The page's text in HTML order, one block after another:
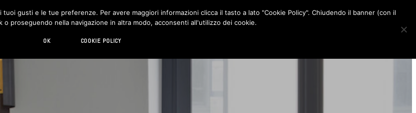
LIVING HI-TECH CHI SIAMO CONTATTI
o
g
r
d
gusti e le tue preferenze. Per avere maggiori informazioni clicca il tasto a lato "Cookie Policy". Chiudendo il banner (con il
o proseguendo nella navigazione in altra modo, acconsenti all'utilizzo dei cookie.
OK COOKIE POLICY